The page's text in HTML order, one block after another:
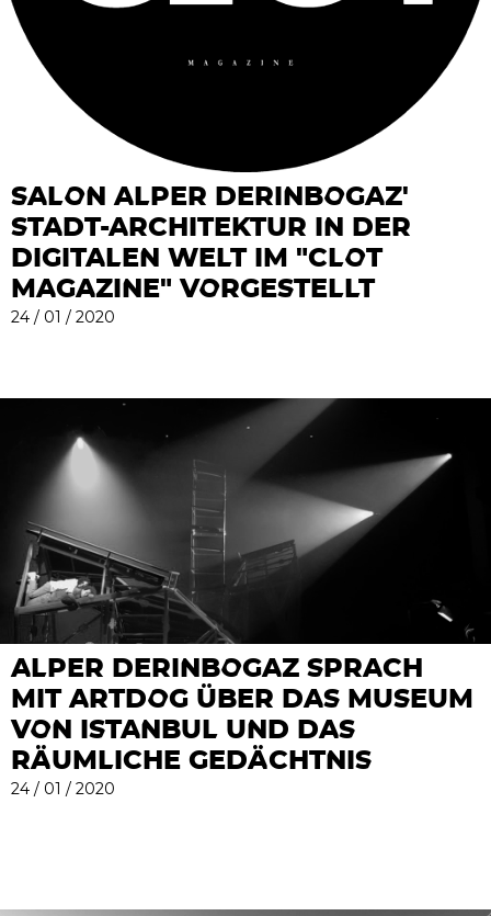
SALON ALPER DERINBOGAZ'
STADT-ARCHITEKTUR IN DER
DIGITALEN WELT IM "CLOT
MAGAZINE" VORGESTELLT
24 / 01 / 2020
ALPER DERINBOGAZ SPRACH
MIT ARTDOG ÜBER DAS MUSEUM
VON ISTANBUL UND DAS
RÄUMLICHE GEDÄCHTNIS
24 / 01 / 2020